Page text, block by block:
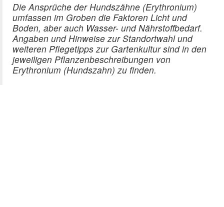
Die Ansprüche der Hundszähne (Erythronium)
umfassen im Groben die Faktoren Licht und
Boden, aber auch Wasser- und Nährstoffbedarf.
Angaben und Hinweise zur Standortwahl und
weiteren Pflegetipps zur Gartenkultur sind in den
jeweiligen Pflanzenbeschreibungen von
Erythronium (Hundszahn) zu finden.